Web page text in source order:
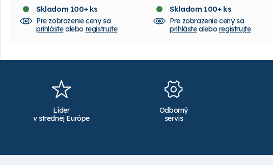
Skladom 100+ ks
Pre zobrazenie ceny sa
prihlástealebo registrujte
Skladom 100+ ks
Pre zobrazenie ceny sa
prihlástealebo registrujte
Líder
v strednej Európe
Odborný
servis